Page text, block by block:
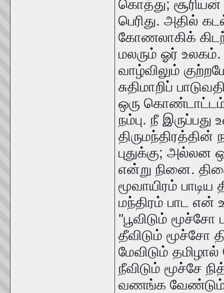
கொத்து; சூரியன்
பெரிது. அதில்
கோணலாகிக்
மலரும் ஓர்
வாழ்விலும்
சுதிமாறிப்
ஒரு
நம்பு. நீ
புதுக்கு; அல்லன
என்று நினை.
மூவாயிரம் பாடிய
மந்திரம் பாட என்
''பூவிடும் மூச்சோ
தீவிடும் மூச்சோ
மேவிடும்
நீவிடும் மூச்சே
வணங்க வேண்டும்;